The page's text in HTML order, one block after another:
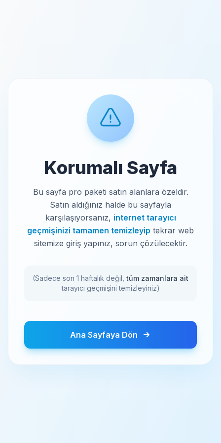
Korumalı Sayfa
Bu sayfa pro paketi satın alanlara özeldir.
Satın aldığınız halde bu sayfayla
karşılaşıyorsanız, internet tarayıcı
geçmişinizi tamamen temizleyip tekrar web
sitemize giriş yapınız, sorun çözülecektir.
(Sadece son 1 haftalık değil, tüm zamanlara ait
tarayıcı geçmişini temizleyiniz)
Ana Sayfaya Dön